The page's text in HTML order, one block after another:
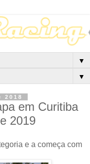
▼
▼
2018
em Curitiba
2019
e a começa com